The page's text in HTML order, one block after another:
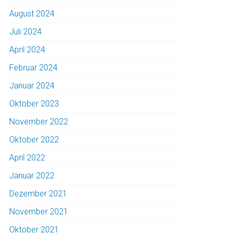
August 2024
Juli 2024
April 2024
Februar 2024
Januar 2024
Oktober 2023
November 2022
Oktober 2022
April 2022
Januar 2022
Dezember 2021
November 2021
Oktober 2021